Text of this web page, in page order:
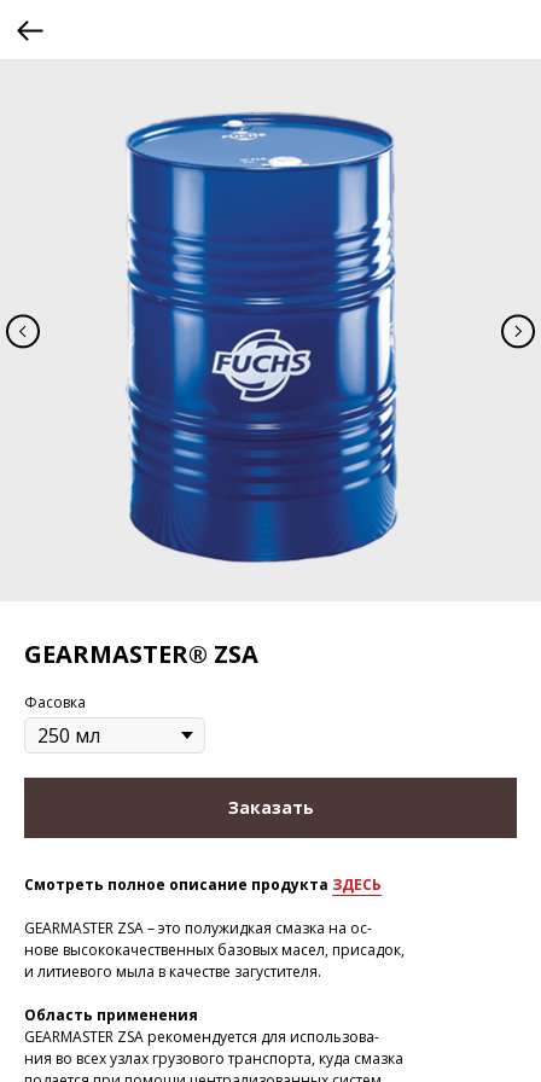
GEARMASTER® ZSA
Фасовка
Заказать
Смотреть полное описание продукта ЗДЕСЬ
GEARMASTER ZSA – это полужидкая смазка на ос-
нове высококачественных базовых масел, присадок,
и литиевого мыла в качестве загустителя.
Область применения
GEARMASTER ZSA рекомендуется для использова-
ния во всех узлах грузового транспорта, куда смазка